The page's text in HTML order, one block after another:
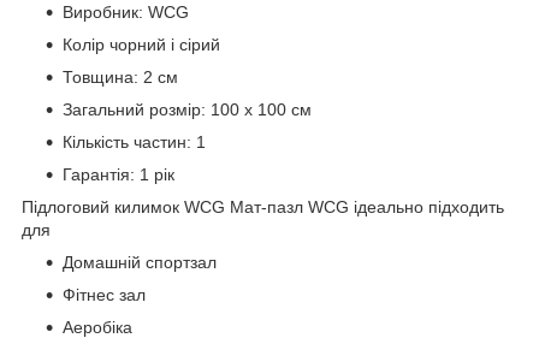
Виробник: WCG
Колір чорний і сірий
Товщина: 2 см
Загальний розмір: 100 х 100 см
Кількість частин: 1
Гарантія: 1 рік
Підлоговий килимок WCG Мат-пазл WCG ідеально підходить
для
Домашній спортзал
Фітнес зал
Аеробіка